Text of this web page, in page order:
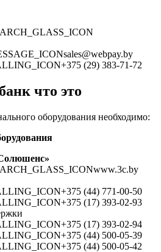
sales@webpay.by
+375 (29) 383-71-72
что это
оборудования необходимо:
www.3c.by
+375 (44) 771-00-50
+375 (17) 393-02-93
+375 (17) 393-02-94
+375 (44) 500-05-39
+375 (44) 500-05-42